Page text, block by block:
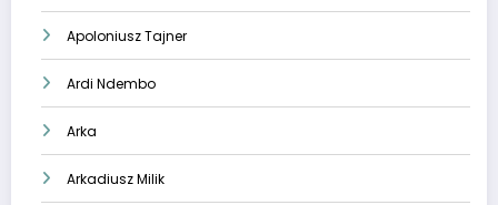
Apoloniusz Tajner
Ardi Ndembo
Arka
Arkadiusz Milik